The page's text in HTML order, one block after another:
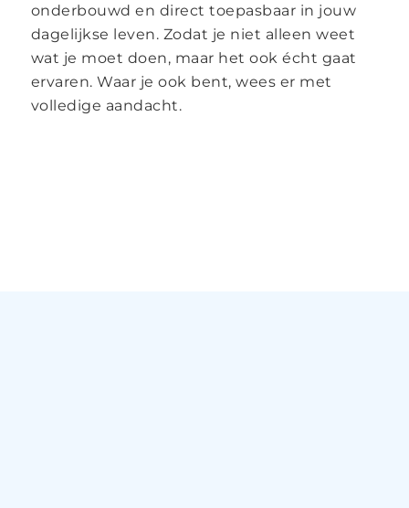
onderbouwd en direct toepasbaar in jouw
dagelijkse leven. Zodat je niet alleen weet
wat je moet doen, maar het ook écht gaat
ervaren. Waar je ook bent, wees er met
volledige aandacht.